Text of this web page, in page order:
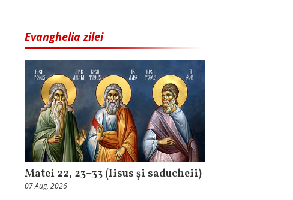
Evanghelia zilei
Matei 22, 23–33 (Iisus și saducheii)
07 Aug, 2026